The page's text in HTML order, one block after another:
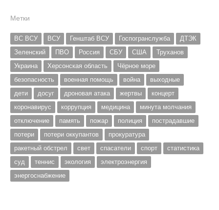
Метки
ВС ВСУ ВСУ Генштаб ВСУ Госпогранслужба
ДТЭК
Зеленский
ПВО Россия СБУ США
Труханов
Украина
Херсонская область
Чёрное море
безопасность
военная помощь война
выходные
дети
досуг дроновая атака жертвы
концерт
коронавирус
коррупция медицина
минута молчания
отключение
память пожар полиция
пострадавшие
потери
потери оккупантов
прокуратура
ракетный обстрел
свет спасатели спорт
статистика
суд
теннис экология
электроэнергия
энергоснабжение